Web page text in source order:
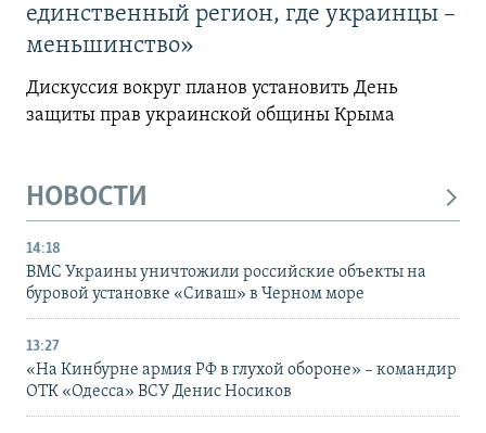
единственный регион, где украинцы –
меньшинство»
Дискуссия вокруг планов установить День
защиты прав украинской общины Крыма
НОВОСТИ
14:18
ВМС Украины уничтожили российские объекты на
буровой установке «Сиваш» в Черном море
13:27
«На Кинбурне армия РФ в глухой обороне» – командир
ОТК «Одесса» ВСУ Денис Носиков